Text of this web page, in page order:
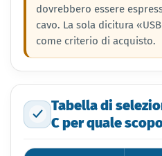
dovrebbero essere
cavo. La sola dicitura
come criterio di acquisto.
Tabella di
C per quale